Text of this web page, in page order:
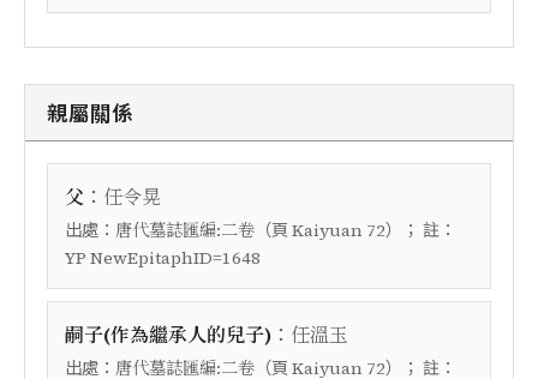
親屬關係
父 ： 任令晃
出處： 唐代墓誌匯編:二卷 （頁 Kaiyuan 72）； 註：
YP NewEpitaphID=1648
嗣子(作為繼承人的兒子) ： 任溫玉
出處： 唐代墓誌匯編:二卷 （頁 Kaiyuan 72）； 註：